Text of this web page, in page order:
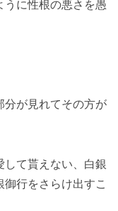
うに性根の悪さを愚
分が見れてその方が
て貰えない、白銀
行をさらけ出すこ